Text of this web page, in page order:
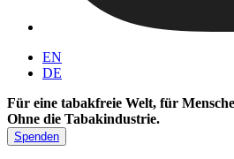
EN
DE
Für eine tabakfreie Welt, für
Ohne die Tabakindustrie.
Spenden